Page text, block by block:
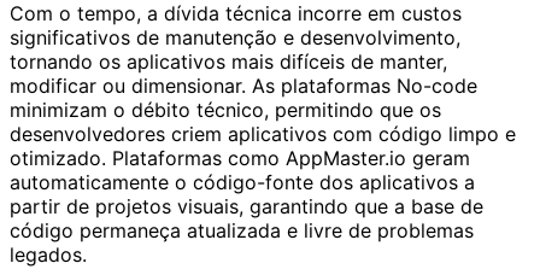
Com o tempo, a dívida técnica incorre em custos
significativos de manutenção e desenvolvimento,
tornando os aplicativos mais difíceis de manter,
modificar ou dimensionar. As plataformas No-code
minimizam o débito técnico, permitindo que os
desenvolvedores criem aplicativos com código limpo e
otimizado. Plataformas como AppMaster.io geram
automaticamente o código-fonte dos aplicativos a
partir de projetos visuais, garantindo que a base de
código permaneça atualizada e livre de problemas
legados.